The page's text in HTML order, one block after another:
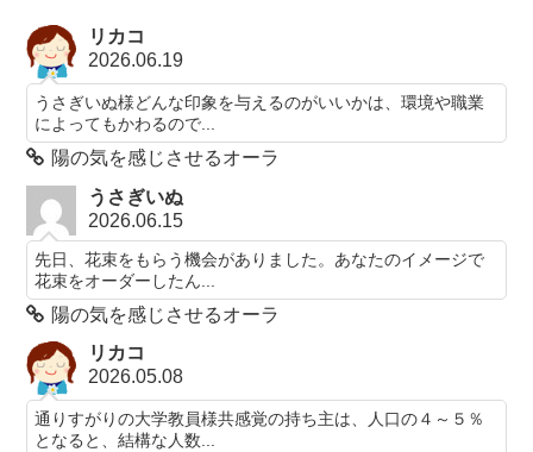
リカコ
2026.06.19
うさぎいぬ様どんな印象を与えるのがいいかは、環境や職業
によってもかわるので...
陽の気を感じさせるオーラ
うさぎいぬ
2026.06.15
先日、花束をもらう機会がありました。あなたのイメージで
花束をオーダーしたん...
陽の気を感じさせるオーラ
リカコ
2026.05.08
通りすがりの大学教員様共感覚の持ち主は、人口の４～５％
となると、結構な人数...